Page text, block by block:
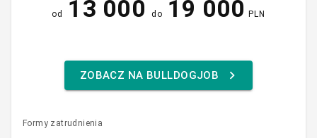
od 13 000 do 19 000 PLN
ZOBACZ NA BULLDOGJOB
Formy zatrudnienia